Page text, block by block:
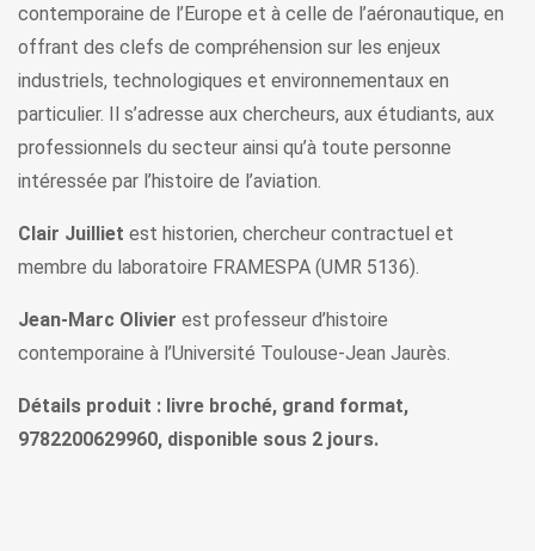
contemporaine de l’Europe et à celle de l’aéronautique, en
offrant des clefs de compréhension sur les enjeux
industriels, technologiques et environnementaux en
particulier. Il s’adresse aux chercheurs, aux étudiants, aux
professionnels du secteur ainsi qu’à toute personne
intéressée par l’histoire de l’aviation.
Clair Juilliet est historien, chercheur contractuel et
membre du laboratoire FRAMESPA (UMR 5136).
Jean-Marc Olivier est professeur d’histoire
contemporaine à l’Université Toulouse-Jean Jaurès.
Détails produit : livre broché, grand format,
9782200629960, disponible sous 2 jours.